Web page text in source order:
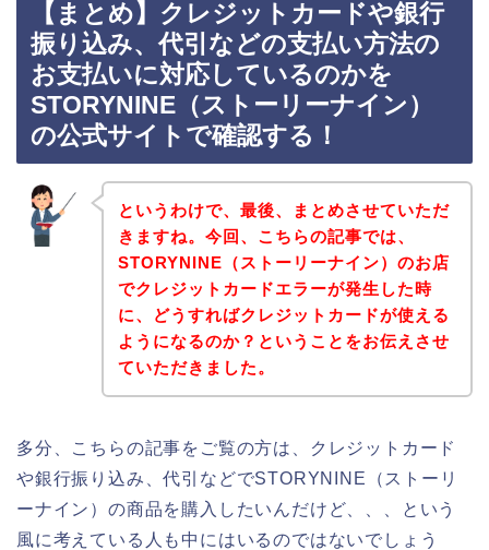
【まとめ】クレジットカードや銀行
振り込み、代引などの支払い方法の
お支払いに対応しているのかを
STORYNINE（ストーリーナイン）
の公式サイトで確認する！
というわけで、最後、まとめさせていただ
きますね。今回、こちらの記事では、
STORYNINE（ストーリーナイン）のお店
でクレジットカードエラーが発生した時
に、どうすればクレジットカードが使える
ようになるのか？ということをお伝えさせ
ていただきました。
多分、こちらの記事をご覧の方は、クレジットカード
や銀行振り込み、代引などでSTORYNINE（ストーリ
ーナイン）の商品を購入したいんだけど、、、という
風に考えている人も中にはいるのではないでしょう